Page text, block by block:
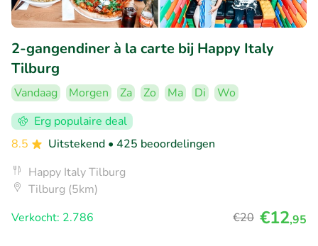
2-gangendiner à la carte bij Happy Italy
Tilburg
Vandaag Morgen Za Zo Ma Di
Wo
Erg populaire deal
8.5
Uitstekend • 425 beoordelingen
Happy Italy Tilburg
Tilburg (5km)
Verkocht: 2.786
€20 €12,95